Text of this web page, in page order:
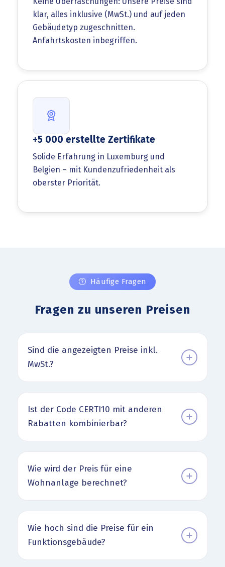
klar, alles inklusive (MwSt.) und auf jeden
Gebäudetyp zugeschnitten.
Anfahrtskosten inbegriffen.
+5 000 erstellte Zertifikate
Solide Erfahrung in Luxemburg und
Belgien – mit Kundenzufriedenheit als
oberster Priorität.
Häufige Fragen
Fragen zu unseren Preisen
Sind die angezeigten Preise inkl.
MwSt.?
Ist der Code CERTI10 mit anderen
Rabatten kombinierbar?
Wie wird der Preis für eine
Wohnanlage berechnet?
Wie hoch sind die Preise für ein
Funktionsgebäude?